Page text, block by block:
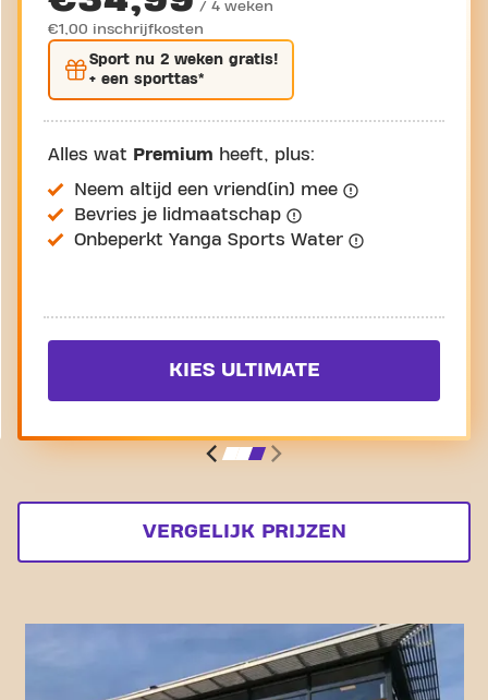
/ 4 weken
€1,00 inschrijfkosten
Sport nu 2 weken gratis!
+ een sporttas*
Alles wat Premium heeft, plus:
Neem altijd een vriend(in) mee
Bevries je lidmaatschap
Onbeperkt Yanga Sports Water
KIES ULTIMATE
VERGELIJK PRIJZEN